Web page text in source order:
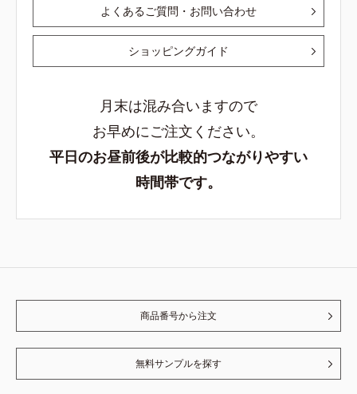
よくあるご質問・お問い合わせ
ショッピングガイド
月末は混み合いますので
お早めにご注文ください。
平日のお昼前後が比較的つながりやすい
時間帯です。
商品番号から注文
無料サンプルを探す